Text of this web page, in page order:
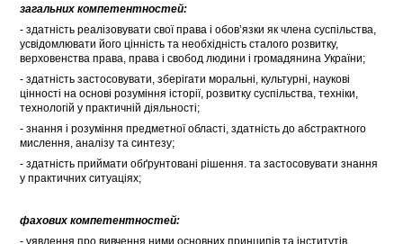
загальних компетентностей:
- здатність реалізовувати свої права і обов’язки як члена суспільства,
усвідомлювати його цінність та необхідність сталого розвитку,
верховенства права, права і свобод людини і громадянина України;
- здатність застосовувати, зберігати моральні, культурні, наукові
цінності на основі розуміння історії, розвитку суспільства, техніки,
технологій у практичній діяльності;
- знання і розуміння предметної області, здатність до абстрактного
мислення, аналізу та синтезу;
- здатність приймати обґрунтовані рішення. та застосовувати знання
у практичних ситуаціях;
фахових компетентностей:
- уявлення про вивчення ними основних принципів та інститутів